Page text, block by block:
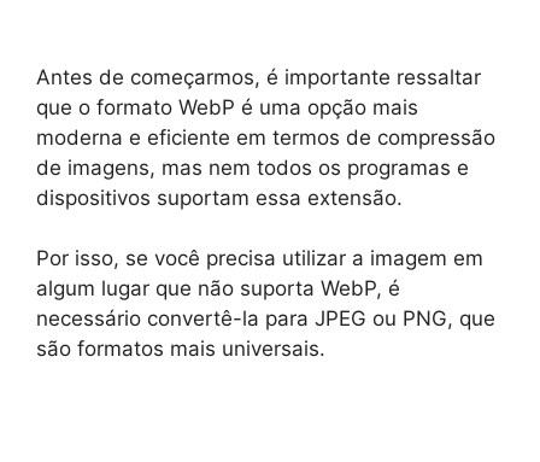
Antes de começarmos, é importante ressaltar
que o formato WebP é uma opção mais
moderna e eficiente em termos de compressão
de imagens, mas nem todos os programas e
dispositivos suportam essa extensão.
Por isso, se você precisa utilizar a imagem em
algum lugar que não suporta WebP, é
necessário convertê-la para JPEG ou PNG, que
são formatos mais universais.